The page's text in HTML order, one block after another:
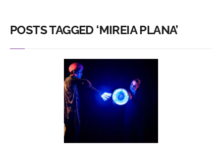
POSTS TAGGED ‘MIREIA PLANA’